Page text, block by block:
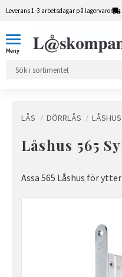
Leverans 1-3 arbetsdagar på lagervaror
LÅS DÖRRLÅS
Låshus 565
Assa 565 Låshus för